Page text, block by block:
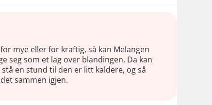
mye eller for kraftig, så kan Melangen
seg som et lag over blandingen. Da kan
en stund til den er litt kaldere, og så
sammen igjen.